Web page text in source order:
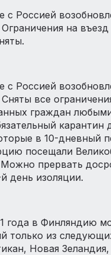
с Россией
Ограничения на
с Россией
Сняты все
граждан
карантин
в 10-дневный
посещали
прервать
день изоляции.
года в Финляндию
только из
Новая